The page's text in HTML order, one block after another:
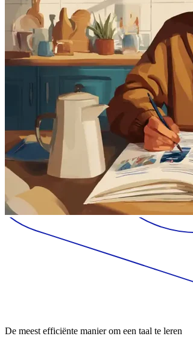
De meest efficiënte manier om een taal te leren